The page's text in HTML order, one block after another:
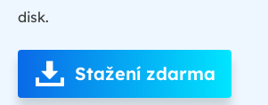
disk.
Stažení zdarma